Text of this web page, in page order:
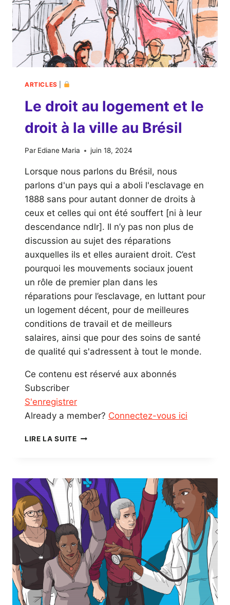
ARTICLES
Le droit au logement et le
droit à la ville au Brésil
Par Ediane Maria juin 18, 2024
Lorsque nous parlons du Brésil, nous
parlons d'un pays qui a aboli l'esclavage en
1888 sans pour autant donner de droits à
ceux et celles qui ont été souffert [ni à leur
descendance ndlr]. Il n’y pas non plus de
discussion au sujet des réparations
auxquelles ils et elles auraient droit. C’est
pourquoi les mouvements sociaux jouent
un rôle de premier plan dans les
réparations pour l’esclavage, en luttant pour
un logement décent, pour de meilleures
conditions de travail et de meilleurs
salaires, ainsi que pour des soins de santé
de qualité qui s'adressent à tout le monde.
Ce contenu est réservé aux abonnés
Subscriber
S'enregistrer
Already a member? Connectez-vous ici
LIRE LA SUITELE
ET
LE
DROIT
À
LA
VILLE
AU
BRÉSIL